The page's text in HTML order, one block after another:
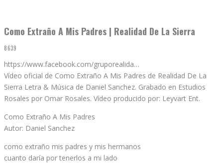
Como Extraño A Mis Padres | Realidad De La Sierra
8639
https://www.facebook.com/gruporealida…
Vídeo oficial de Como Extraño A Mis Padres de Realidad De La
Sierra Letra & Música de Daniel Sanchez. Grabado en Estudios
Rosales por Omar Rosales. Vídeo producido por: Leyvart Ent.
Como Extraño A Mis Padres
Autor: Daniel Sanchez
como extraño mis padres y mis hermanos
cuanto daría por tenerlos a mi lado